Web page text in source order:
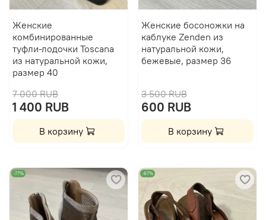
Женские
комбинированные
туфли-лодочки Toscana
из натуральной кожи,
размер 40
7 000 RUB
1 400 RUB
В корзину
Женские босоножки на
каблуке Zenden из
натуральной кожи,
бежевые, размер 36
3 500 RUB
600 RUB
В корзину
-77% -87%